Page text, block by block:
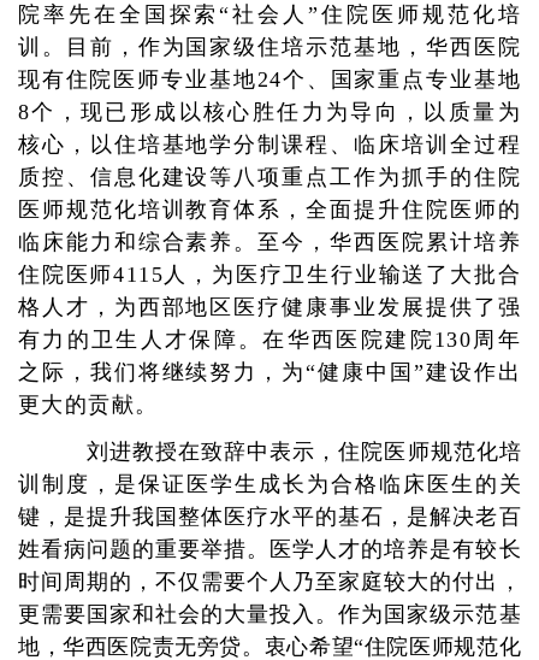
院率先在全国探索“社会人”住院医师规范化培
训。目前，作为国家级住培示范基地，华西医院
现有住院医师专业基地24个、国家重点专业基地
8个，现已形成以核心胜任力为导向，以质量为
核心，以住培基地学分制课程、临床培训全过程
质控、信息化建设等八项重点工作为抓手的住院
医师规范化培训教育体系，全面提升住院医师的
临床能力和综合素养。至今，华西医院累计培养
住院医师4115人，为医疗卫生行业输送了大批合
格人才，为西部地区医疗健康事业发展提供了强
有力的卫生人才保障。在华西医院建院130周年
之际，我们将继续努力，为“健康中国”建设作出
更大的贡献。
刘进教授在致辞中表示，住院医师规范化培
训制度，是保证医学生成长为合格临床医生的关
键，是提升我国整体医疗水平的基石，是解决老百
姓看病问题的重要举措。医学人才的培养是有较长
时间周期的，不仅需要个人乃至家庭较大的付出，
更需要国家和社会的大量投入。作为国家级示范基
地，华西医院责无旁贷。衷心希望“住院医师规范化